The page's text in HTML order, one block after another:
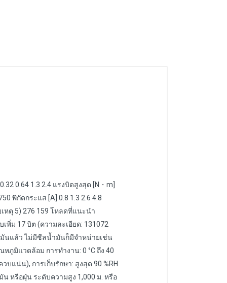
0.64 1.3 2.4 แรงบิดสูงสุด [N・m]
พิกัดกระแส [A] 0.8 1.3 2.6 4.8
หตุ 5) 276 159 โหลดที่แนะนำ
พิ่ม 17 บิต (ความละเอียด: 131072
มันแล้ว ไม่มีซีลน้ำมันก็มีจำหน่ายเช่น
ภูมิแวดล้อม การทำงาน: 0 °C ถึง 40
บแน่น), การเก็บรักษา: สูงสุด 90 %RH
หรือฝุ่น ระดับความสูง 1,000 ม. หรือ